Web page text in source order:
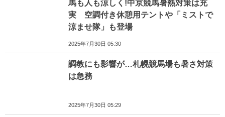
馬も人も涼しく!中京競馬暑熱対策は充
実 空調付き休憩用テントや「ミストで
涼ませ隊」も登場
2025年7月30日 05:30
調教にも影響が…札幌競馬場も暑さ対策
は急務
2025年7月30日 05:29